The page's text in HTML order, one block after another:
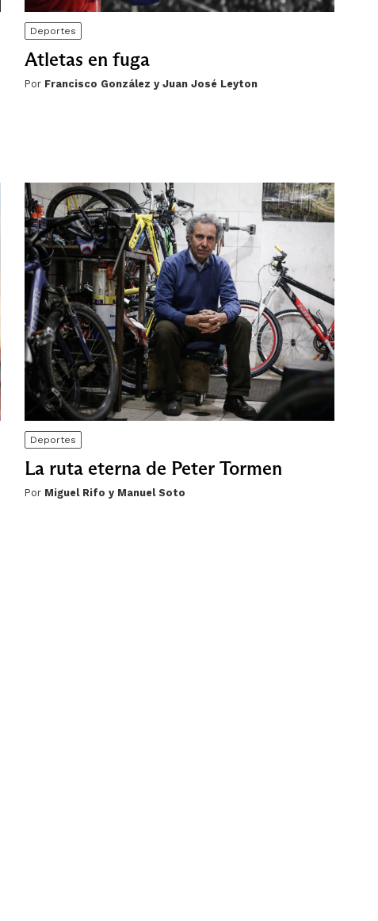
Deportes
Atletas en fuga
Por Francisco González y Juan José Leyton
Deportes
La ruta eterna de Peter Tormen
Por Miguel Rifo y Manuel Soto